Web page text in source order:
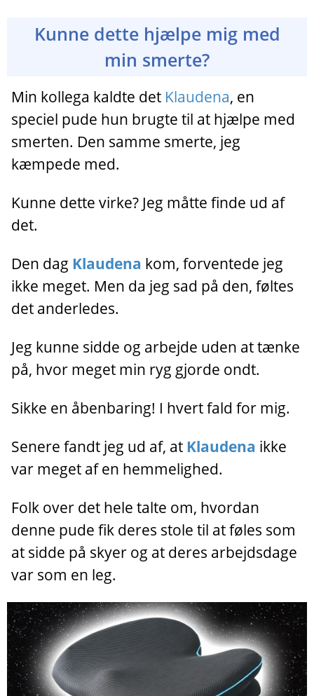
Kunne dette hjælpe mig med
min smerte?
Min kollega kaldte det Klaudena, en
speciel pude hun brugte til at hjælpe med
smerten. Den samme smerte, jeg
kæmpede med.
Kunne dette virke? Jeg måtte finde ud af
det.
Den dag Klaudena kom, forventede jeg
ikke meget. Men da jeg sad på den, føltes
det anderledes.
Jeg kunne sidde og arbejde uden at tænke
på, hvor meget min ryg gjorde ondt.
Sikke en åbenbaring! I hvert fald for mig.
Senere fandt jeg ud af, at Klaudena ikke
var meget af en hemmelighed.
Folk over det hele talte om, hvordan
denne pude fik deres stole til at føles som
at sidde på skyer og at deres arbejdsdage
var som en leg.